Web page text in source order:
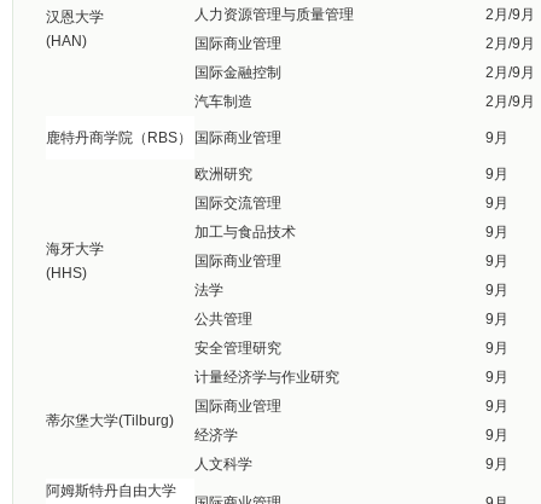
汉恩大学
(HAN)
人力资源管理与质量管理
2月/9月
国际商业管理
2月/9月
国际金融控制
2月/9月
汽车制造
2月/9月
鹿特丹商学院（RBS） 国际商业管理 9月
海牙大学
(HHS)
欧洲研究
9月
国际交流管理
9月
加工与食品技术
9月
国际商业管理
9月
法学
9月
公共管理
9月
安全管理研究
9月
蒂尔堡大学(Tilburg)
计量经济学与作业研究
9月
国际商业管理
9月
经济学
9月
人文科学
9月
阿姆斯特丹自由大学